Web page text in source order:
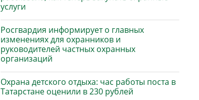
услуги
Росгвардия информирует о главных
изменениях для охранников и
руководителей частных охранных
организаций
Охрана детского отдыха: час работы поста в
Татарстане оценили в 230 рублей